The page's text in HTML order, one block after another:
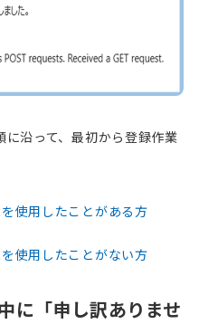
沿って、最初から登録作業
使用したことがある方
使用したことがない方
に「申し訳ありませ